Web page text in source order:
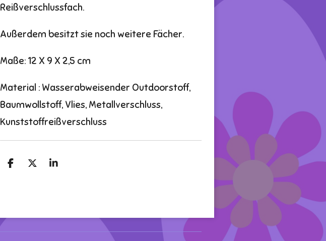
Reißverschlussfach.
Außerdem besitzt sie noch weitere Fächer.
Maße: 12 X 9 X 2,5 cm
Material : Wasserabweisender Outdoorstoff,
Baumwollstoff, Vlies, Metallverschluss,
Kunststoffreißverschluss
T
T
T